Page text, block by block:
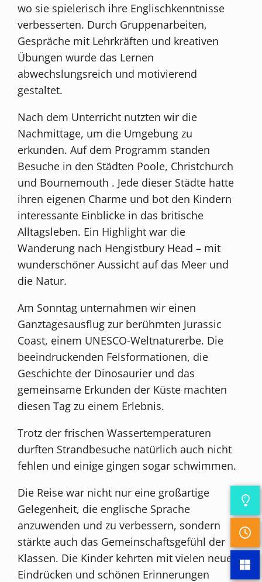
wo sie spielerisch ihre Englischkenntnisse
verbesserten. Durch Gruppenarbeiten,
Gespräche mit Lehrkräften und kreativen
Übungen wurde das Lernen
abwechslungsreich und motivierend
gestaltet.
Nach dem Unterricht nutzten wir die
Nachmittage, um die Umgebung zu
erkunden. Auf dem Programm standen
Besuche in den Städten Poole, Christchurch
und Bournemouth . Jede dieser Städte hatte
ihren eigenen Charme und bot den Kindern
interessante Einblicke in das britische
Alltagsleben. Ein Highlight war die
Wanderung nach Hengistbury Head – mit
wunderschöner Aussicht auf das Meer und
die Natur.
Am Sonntag unternahmen wir einen
Ganztagesausflug zur berühmten Jurassic
Coast, einem UNESCO-Weltnaturerbe. Die
beeindruckenden Felsformationen, die
Geschichte der Dinosaurier und das
gemeinsame Erkunden der Küste machten
diesen Tag zu einem Erlebnis.
Trotz der frischen Wassertemperaturen
durften Strandbesuche natürlich auch nicht
fehlen und einige gingen sogar schwimmen.
Die Reise war nicht nur eine großartige
Gelegenheit, die englische Sprache
anzuwenden und zu verbessern, sondern
stärkte auch das Gemeinschaftsgefühl der
Klassen. Die Kinder kehrten mit vielen neuen
Eindrücken und schönen Erinnerungen